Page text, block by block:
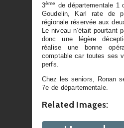
3ème
de départementale 1
Goudelin, Karl rate de
régionale réservée aux
Le niveau n’était pourtant
donc une légère
réalise une bonne
comptable car toutes ses
perfs.
Chez les seniors, Ronan
7e de départementale.
Related Images: